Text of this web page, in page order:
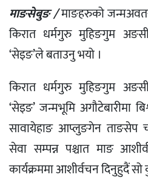
माङसेबुङ /माङहरुको
किरात धर्मगुरु मुहिङगुम
‘सेइङ’ले बताउनु भयो ।
किरात धर्मगुरु मुहिङगुम
‘सेइङ’ जन्मभूमि अगौटेबारीमा
सावायेहाङ आप्लुङगेन ताङसेप
सेवा सम्पन्न पश्चात माङ
कार्यक्रममा आशीर्वचन दिनुहुदैं